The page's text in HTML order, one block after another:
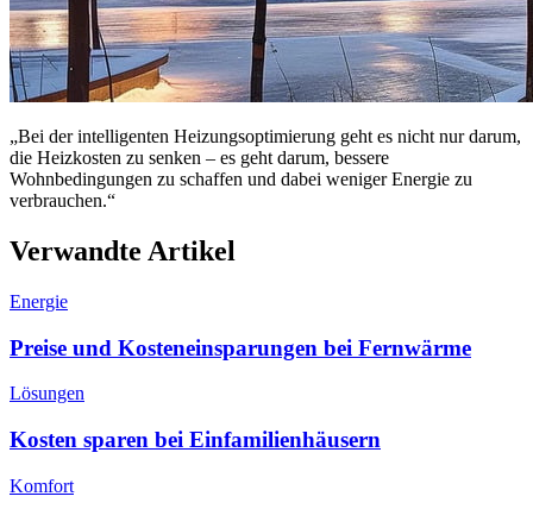
„Bei der intelligenten Heizungsoptimierung geht es nicht nur darum,
die Heizkosten zu senken – es geht darum, bessere
Wohnbedingungen zu schaffen und dabei weniger Energie zu
verbrauchen.“
Verwandte Artikel
Energie
Preise und Kosteneinsparungen bei Fernwärme
Lösungen
Kosten sparen bei Einfamilienhäusern
Komfort